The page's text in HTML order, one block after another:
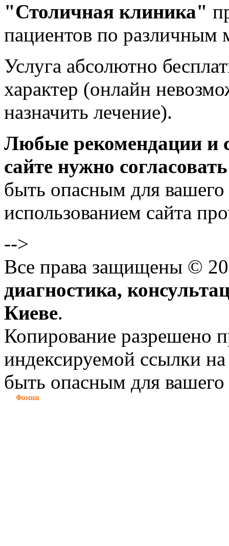
"Столичная клиника"
пациентов по различным
Услуга абсолютно
характер (онлайн
назначить лечение).
Любые рекомендации и
сайте нужно
быть опасным для вашего
использованием сайта
-->
Все права защищены ©
диагностика,
Киеве.
Копирование разрешено
индексируемой ссылки
быть опасным для вашего